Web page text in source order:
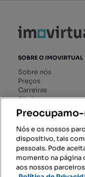
SOBRE O IMOVIRTUAL
Sobre nós
Preços
Carreiras
Ajuda
Livro de
Regulamento dos
Digitais
Nós e os nossos
dispositivo, tais
pessoais. Pode
momento na página
aos nossos